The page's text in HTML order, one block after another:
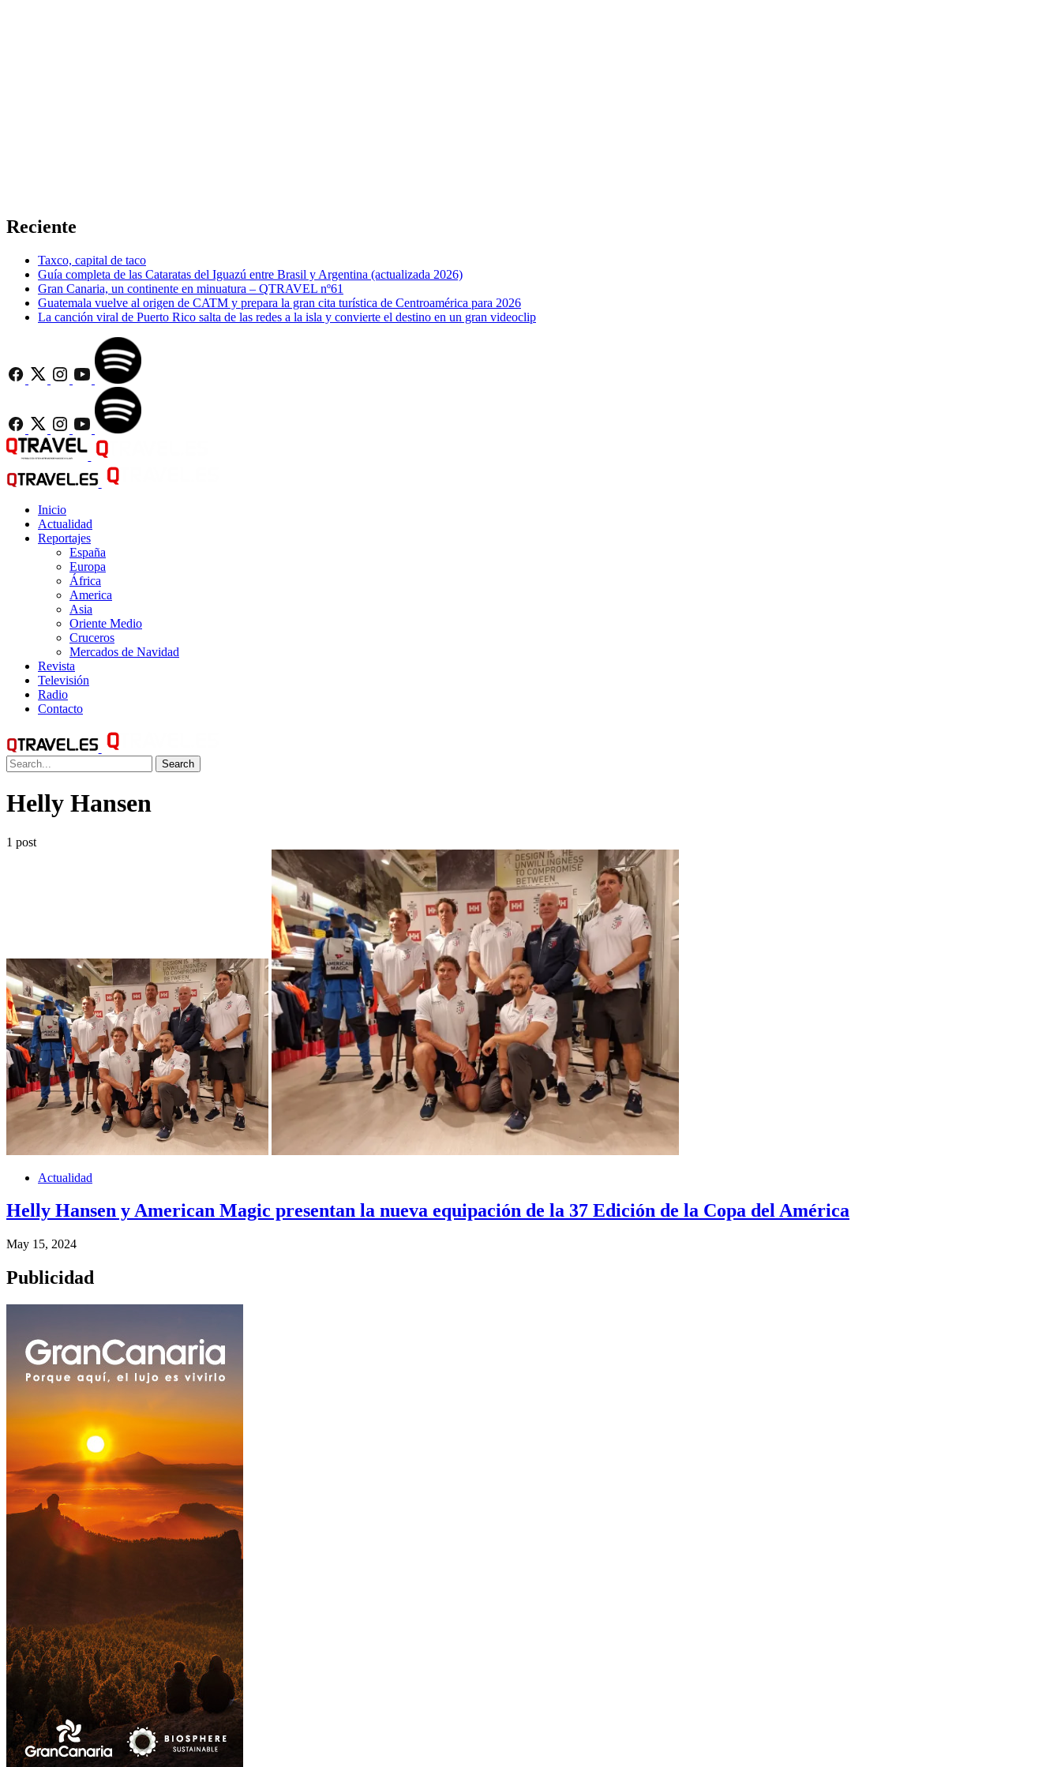
Reciente
Taxco, capital de taco
Guía completa de las Cataratas del Iguazú entre Brasil y Argentina (actualizada 2026)
Gran Canaria, un continente en minuatura – QTRAVEL nº61
Guatemala vuelve al origen de CATM y prepara la gran cita turística de Centroamérica para 2026
La canción viral de Puerto Rico salta de las redes a la isla y convierte el destino en un gran videoclip
Inicio
Actualidad
Reportajes
España
Europa
África
America
Asia
Oriente Medio
Cruceros
Mercados de Navidad
Revista
Televisión
Radio
Contacto
Search
Helly Hansen
1 post
Actualidad
Helly Hansen y American Magic presentan la nueva equipación de la 37 Edición de la Copa del América
May 15, 2024
Publicidad